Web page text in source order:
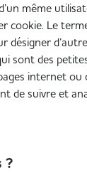
même
cookie. Le
désigner
sont des
internet
de suivre et
?